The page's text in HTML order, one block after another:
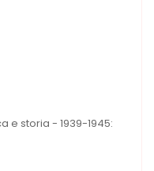
e storia - 1939-1945: